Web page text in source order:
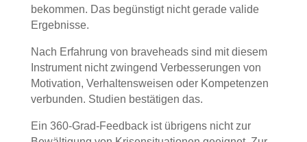
bekommen. Das begünstigt nicht gerade valide
Ergebnisse.
Nach Erfahrung von braveheads sind mit diesem
Instrument nicht zwingend Verbesserungen von
Motivation, Verhaltensweisen oder Kompetenzen
verbunden. Studien bestätigen das.
Ein 360-Grad-Feedback ist übrigens nicht zur